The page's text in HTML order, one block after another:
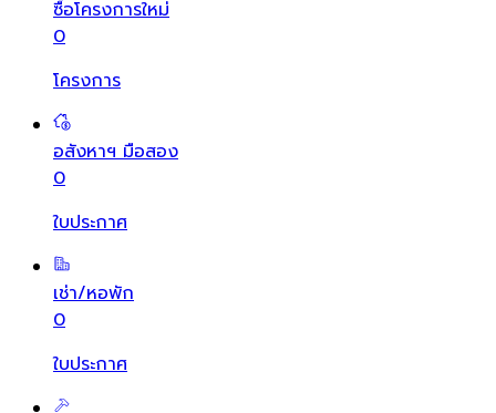
ซื้อโครงการใหม่
0
โครงการ
อสังหาฯ มือสอง
0
ใบประกาศ
เช่า/หอพัก
0
ใบประกาศ